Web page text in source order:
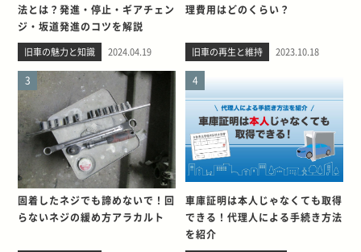
法とは？発進・停止・ギアチェン
ジ・坂道発進のコツを解説
旧車の魅力と知識 2024.04.19
理費用はどのくらい？
旧車の再生と維持 2023.10.18
3
固着したネジでも諦めないで！回
らないネジの緩め方アラカルト
4
車庫証明は本人じゃなくても取得
できる！代理人による手続き方法
を紹介